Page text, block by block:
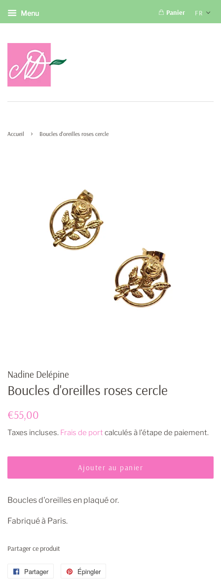
Menu FR
Panier
Accueil › Boucles d'oreilles roses cercle
Nadine Delépine
Boucles d'oreilles roses cercle
Prix
€55,00
Taxes incluses. Frais de port calculés à l'étape de paiement.
Ajouter au panier
Boucles d'oreilles en plaqué or.
Fabriqué à Paris.
Partager ce produit
Partager
Partager Épingler